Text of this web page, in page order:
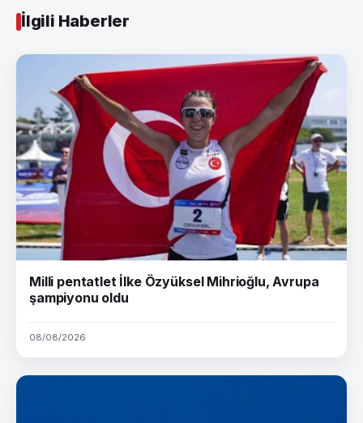
İlgili Haberler
Milli pentatlet İlke Özyüksel Mihrioğlu, Avrupa
şampiyonu oldu
08/08/2026